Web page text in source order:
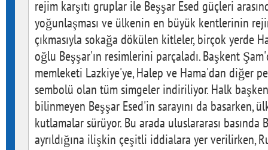
rejim karşıtı gruplar ile Beşşar Esed güçleri
yoğunlaşması ve ülkenin en büyük kentlerinin
çıkmasıyla sokağa dökülen kitleler, birçok yerde
oğlu Beşşar'ın resimlerini parçaladı. Başkent
memleketi Lazkiye'ye, Halep ve Hama'dan diğer
sembolü olan tüm simgeler indiriliyor. Halk
bilinmeyen Beşşar Esed'in sarayını da basarken,
kutlamalar sürüyor. Bu arada uluslararası basında
ayrıldığına ilişkin çeşitli iddialara yer verilirken,